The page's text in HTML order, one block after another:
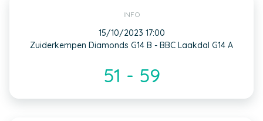
INFO
15/10/2023 17:00
Zuiderkempen Diamonds G14 B - BBC Laakdal G14 A
51 - 59